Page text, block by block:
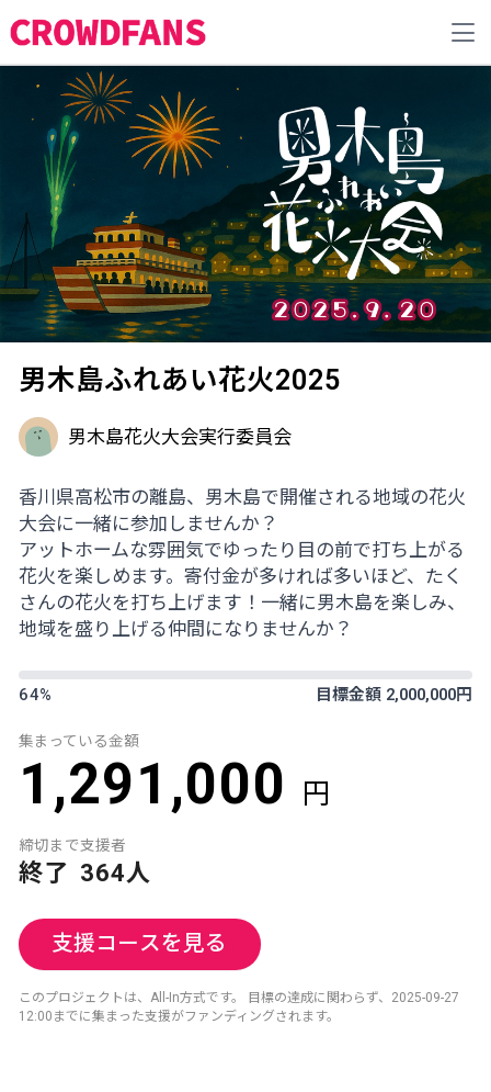
男木島ふれあい花火2025
男木島花火大会実行委員会
香川県高松市の離島、男木島で開催される地域の花火
大会に一緒に参加しませんか？
アットホームな雰囲気でゆったり目の前で打ち上がる
花火を楽しめます。寄付金が多ければ多いほど、たく
さんの花火を打ち上げます！一緒に男木島を楽しみ、
地域を盛り上げる仲間になりませんか？
64% 目標金額 2,000,000円
集まっている金額
1,291,000 円
締切まで
終了
支援者
364人
支援コースを見る
このプロジェクトは、All-In方式です。 目標の達成に関わらず、2025-09-27
12:00までに集まった支援がファンディングされます。